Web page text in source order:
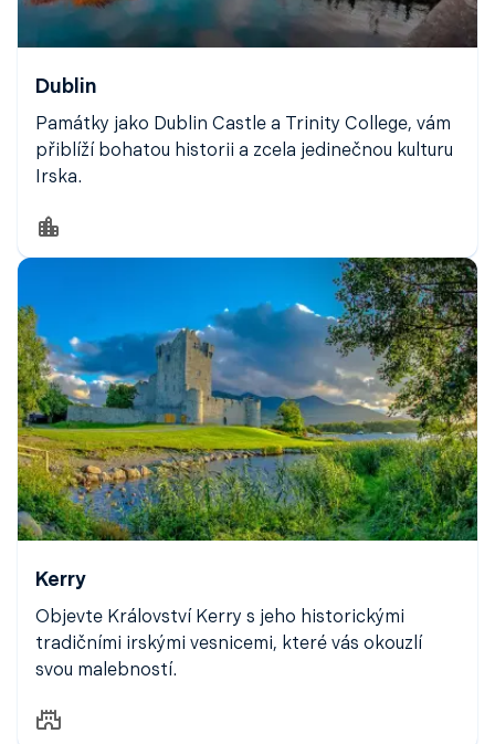
Dublin
Památky jako Dublin Castle a Trinity College, vám
přiblíží bohatou historii a zcela jedinečnou kulturu
Irska.
Kerry
Objevte Království Kerry s jeho historickými
tradičními irskými vesnicemi, které vás okouzlí
svou malebností.